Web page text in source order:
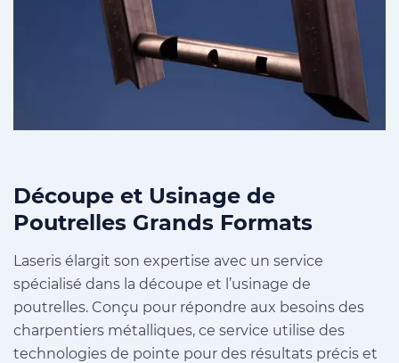
Découpe et Usinage de
Poutrelles Grands Formats
Laseris élargit son expertise avec un service
spécialisé dans la découpe et l’usinage de
poutrelles. Conçu pour répondre aux besoins des
charpentiers métalliques, ce service utilise des
technologies de pointe pour des résultats précis et